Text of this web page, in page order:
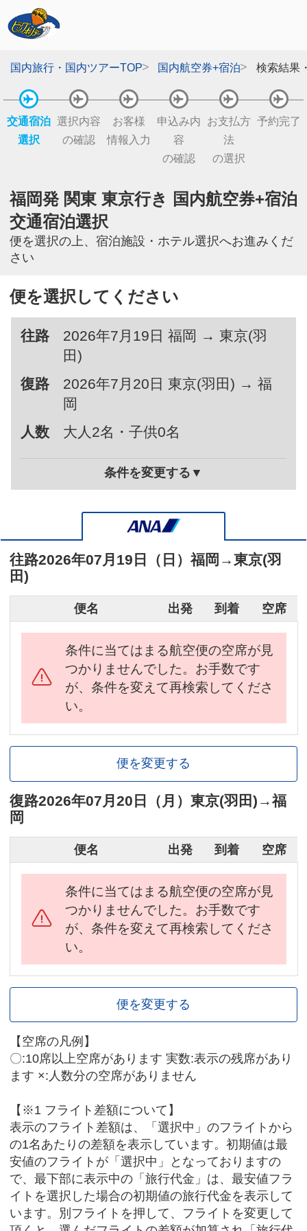
国内旅行・国内ツアーTOP 国内航空券+宿泊 検索結果
交通宿泊
選択
選択内容
の確認
お客様
情報入力
申込み内
容
の確認
お支払方
法
の選択
予約完了
福岡発 関東 東京行き 国内航空券+宿泊
交通宿泊選択
便を選択の上、宿泊施設・ホテル選択へお進みくだ
さい
便を選択してください
往路
2026年7月19日 福岡 → 東京(羽
田)
復路
2026年7月20日 東京(羽田) → 福
岡
人数
大人2名・子供0名
条件を変更する▼
往路2026年07月19日（日）福岡 →東京(羽
田)
便名 出発 到着 空席
条件に当てはまる航空便の空席が見
つかりませんでした。お手数です
が、条件を変えて再検索してくださ
い。
便を変更する
復路2026年07月20日（月） 東京(羽田) →福
岡
便名 出発 到着 空席
条件に当てはまる航空便の空席が見
つかりませんでした。お手数です
が、条件を変えて再検索してくださ
い。
便を変更する
【空席の凡例】
〇:10席以上空席があります 実数:表示の残席があり
ます ×:人数分の空席がありません
【※1 フライト差額について】
表示のフライト差額は、「選択中」のフライトから
の1名あたりの差額を表示しています。初期値は最
安値のフライトが「選択中」となっておりますの
で、最下部に表示中の「旅行代金」は、最安値フラ
イトを選択した場合の初期値の旅行代金を表示して
います。別フライトを押して、フライトを変更して